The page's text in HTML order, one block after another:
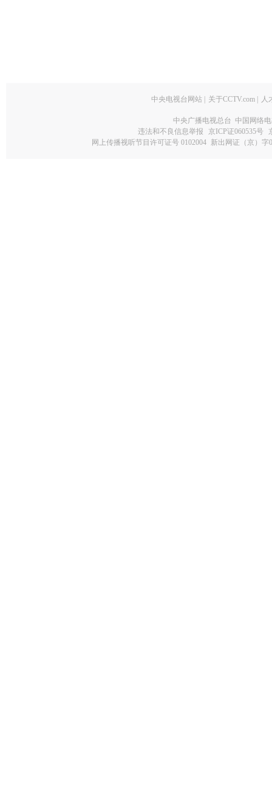
中央电视台网站 关于CCTV.com 人
中央广播电视总台 中国网络
违法和不良信息举报
京ICP证060535号
网上传播视听节目许可证号 0102004 新出网证（京）